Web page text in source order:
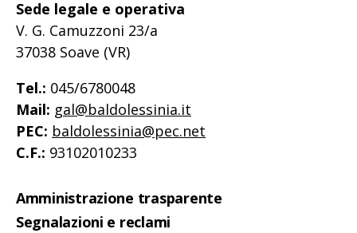
Sede legale e operativa
V. G. Camuzzoni 23/a
37038 Soave (VR)
Tel.: 045/6780048
Mail: gal@baldolessinia.it
PEC: baldolessinia@pec.net
C.F.: 93102010233
Amministrazione trasparente
Segnalazioni e reclami